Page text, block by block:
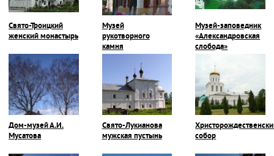
Свято-Троицкий
женский монастырь
Музей
рукотворного
камня
Музей-заповедник
«Александровская
слобода»
Дом-музей А.И.
Мусатова
Свято-Лукианова
мужская пустынь
собор